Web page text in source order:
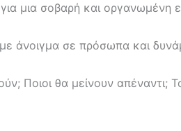
μια σοβαρή και οργανωμένη
άνοιγμα σε πρόσωπα και
Ποιοι θα μείνουν απέναντι;